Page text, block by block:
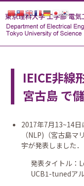
IEICE非線
宮古島 で
2017年7月13~14日
（NLP)（宮古島
宇が発表しました．
発表タイトル：
UCB1-tunedア